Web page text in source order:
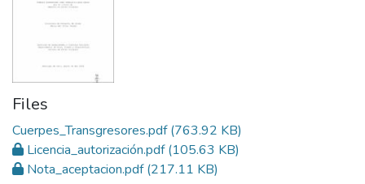
Files
Cuerpes_Transgresores.pdf(763.92 KB)
Licencia_autorización.pdf(105.63 KB)
Nota_aceptacion.pdf(217.11 KB)